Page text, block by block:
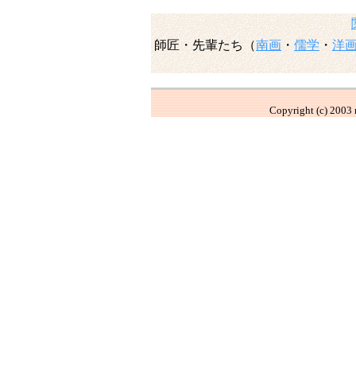
師匠・先輩たち（南画・儒学・洋
Copyright (c) 2003